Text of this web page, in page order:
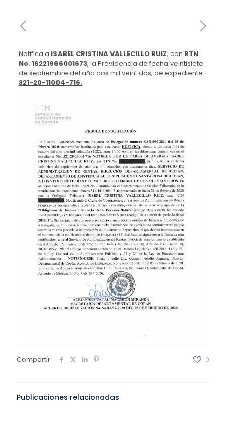
Notifica a ISABEL CRISTINA VALLECILLO RUIZ, con RTN
No. 16221966001673, la Providencia de fecha veintisiete
de septiembre del año dos mil veintidós, de expediente
321-20-11004-716.
Compartir 0
Publicaciones relacionadas